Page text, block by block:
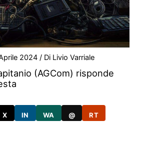
2024/ Di Livio Varriale
(AGCom) risponde
X IN WA @ RT